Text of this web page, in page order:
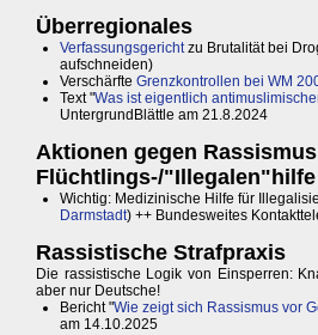
Überregionales
Verfassungsgerichtzu Brutalität bei
aufschneiden)
Verschärfte Grenzkontrollen bei WM
Text "Was ist eigentlich
UntergrundBlättle am 21.8.2024
Aktionen gegen
Flüchtlings-/"Illegalen"hilfe
Wichtig: Medizinische Hilfe für
Darmstadt) ++ Bundesweites
Rassistische Strafpraxis
Die rassistische Logik von Einsperren:
aber nur Deutsche!
Bericht "Wie zeigt sich Rassismus vor
am 14.10.2025